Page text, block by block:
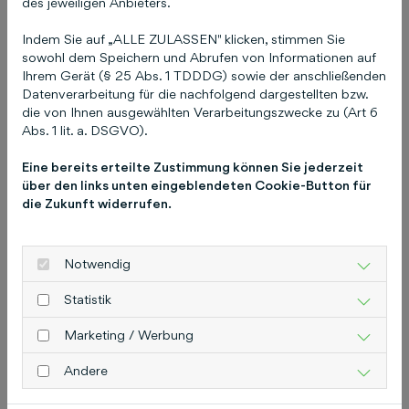
Informationsplattform für unsere
Mitgliedsunternehmen legen. Auf diesem Weg
begleitet uns mit der Schlüterschen künftig eine
neue starke Partnerin aus Hannover, die ihre
umfassenden regionalen Kompetenzen und
unseres IHK-Magazin einbringen kann.“
beinhalten, um den Leser:innen eine zeitgemäße
und informative Plattform zu bieten. Das neue
Webmagazin wird in Kooperation mit der
Digitalagentur The Digital Architects realisiert
und mit der unternehmenseigenen all-in-one
Marketinglösung COCO aufgesetzt. COCO
steht für Communication Cockpit und bündelt
Indem Sie auf „ALLE ZULASSEN" klicken, stimmen Sie
sowohl dem Speichern und Abrufen von Informationen auf
Ihrem Gerät (§ 25 Abs. 1 TDDDG) sowie der anschließenden
Datenverarbeitung für die nachfolgend dargestellten bzw.
die von Ihnen ausgewählten Verarbeitungszwecke zu (Art 6
Abs. 1 lit. a. DSGVO).
Eine bereits erteilte Zustimmung können Sie jederzeit
über den links unten eingeblendeten Cookie-Button für
die Zukunft widerrufen.
Notwendig
Statistik
Marketing / Werbung
Andere